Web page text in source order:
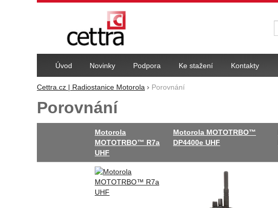
Cettra.cz | Radiostanice Motorola Porovnání
Porovnání
Motorola
MOTOTRBO™ R7a
UHF
Motorola MOTOTRBO™
DP4400e UHF
Navigace
Úvod Novinky Podpora Ke stažení Kontakty